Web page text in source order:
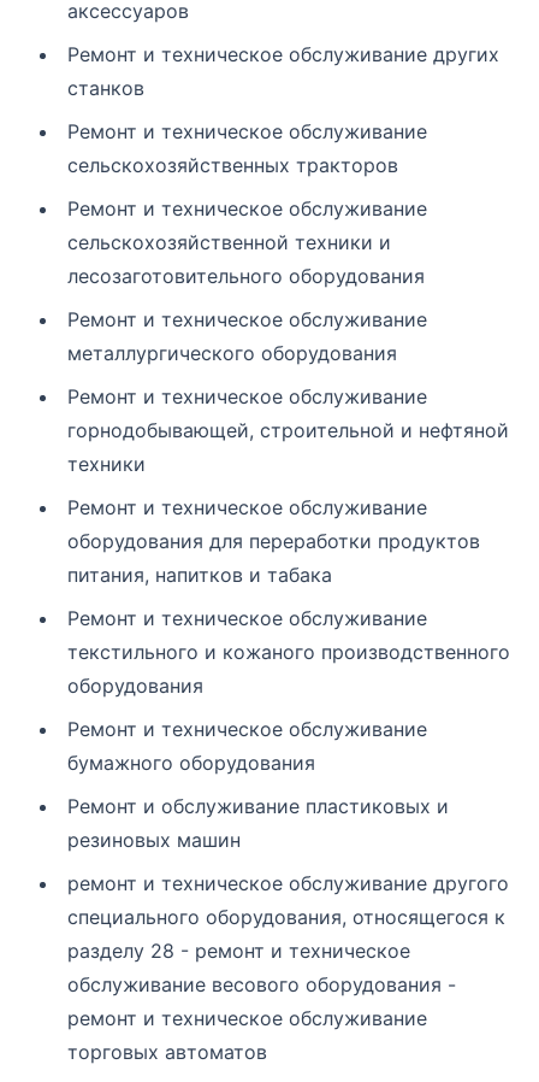
аксессуаров
Ремонт и техническое обслуживание других
станков
Ремонт и техническое обслуживание
сельскохозяйственных тракторов
Ремонт и техническое обслуживание
сельскохозяйственной техники и
лесозаготовительного оборудования
Ремонт и техническое обслуживание
металлургического оборудования
Ремонт и техническое обслуживание
горнодобывающей, строительной и нефтяной
техники
Ремонт и техническое обслуживание
оборудования для переработки продуктов
питания, напитков и табака
Ремонт и техническое обслуживание
текстильного и кожаного производственного
оборудования
Ремонт и техническое обслуживание
бумажного оборудования
Ремонт и обслуживание пластиковых и
резиновых машин
ремонт и техническое обслуживание другого
специального оборудования, относящегося к
разделу 28 - ремонт и техническое
обслуживание весового оборудования -
ремонт и техническое обслуживание
торговых автоматов